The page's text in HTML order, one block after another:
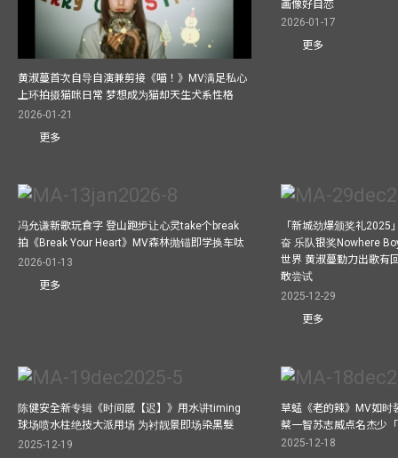
黄淑蔓首次自导自演兼剪接《喵！》MV满足私心
上环拍摄猫咪日常 梦想成为猫却天生犬系性格
2026-01-21
更多
画像好自恋
2026-01-17
更多
冯允谦新歌玩食字 登山跑步让心灵take个break
拍《Break Your Heart》MV森林抛锚即学换车呔
2026-01-13
更多
「新城劲爆颁奖礼2025
奋 乐队银奖Nowhere
世界 黄淑蔓勤力出歌有
敢尝试
2025-12-29
更多
陈健安全新专辑《时间感【迟】》用水讲timing
球场喷水柱绝技大派用场 为衬靓景即场染黑髮
2025-12-19
草蜢《老的辣》MV如时
蔡一智苏志威点名杰少
2025-12-18